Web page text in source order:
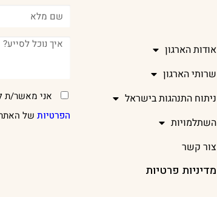
אודות הארגון
שרותי הארגון
ניתוח התנהגות בישראל
השתלמויות
צור קשר
מדיניות פרטיות
אני מאשר/ת
הפרטיותשל